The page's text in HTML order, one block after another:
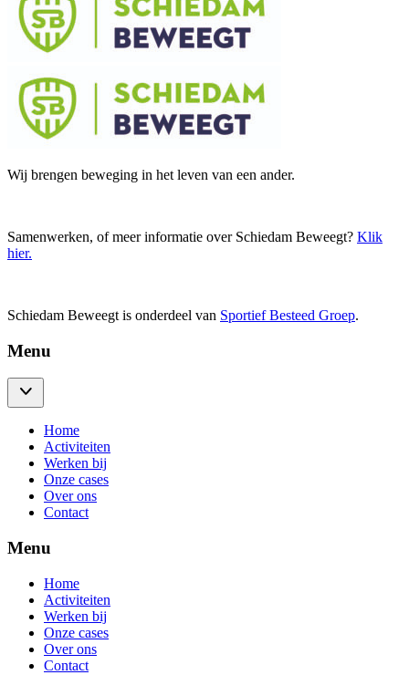
Wij brengen beweging in het leven van een ander.
Samenwerken, of meer informatie over Schiedam Beweegt? Klik
hier.
Schiedam Beweegt is onderdeel van Sportief Besteed Groep.
Menu
Home
Activiteiten
Werken bij
Onze cases
Over ons
Contact
Menu
Home
Activiteiten
Werken bij
Onze cases
Over ons
Contact